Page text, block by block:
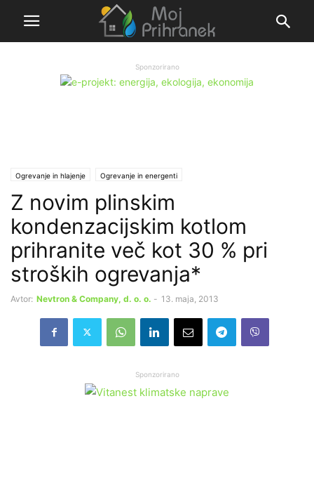
Sponzorirano
Ogrevanje in hlajenje Ogrevanje in energenti
Z novim plinskim
kondenzacijskim kotlom
prihranite več kot 30 % pri
stroških ogrevanja*
Avtor: Nevtron & Company, d. o. o. - 13. maja, 2013
Sponzorirano